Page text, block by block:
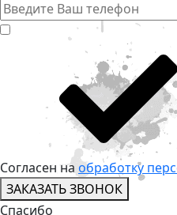
Согласен на обработку
ЗАКАЗАТЬ ЗВОНОК
Спасибо